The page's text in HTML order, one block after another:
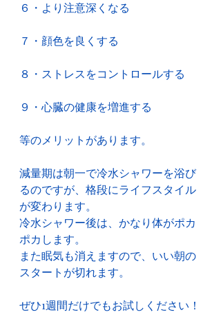
６・より注意深くなる
７・顔色を良くする
８・ストレスをコントロールする
９・心臓の健康を増進する
等のメリットがあります。
減量期は朝一で冷水シャワーを浴び
るのですが、格段にライフスタイル
が変わります。
冷水シャワー後は、かなり体がポカ
ポカします。
また眠気も消えますので、いい朝の
スタートが切れます。
ぜひ1週間だけでもお試しください！